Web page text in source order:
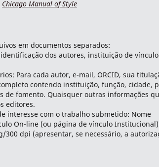
Chicago Manual of Style
em documentos separados:
dos autores, instituição de
Para cada autor, e-mail, ORCID, sua
contendo instituição, função, cidade,
de fomento. Quaisquer outras informações
editores.
interesse com o trabalho submetido: Nome
On-line (ou página de vínculo Institucional)
dpi (apresentar, se necessário, a